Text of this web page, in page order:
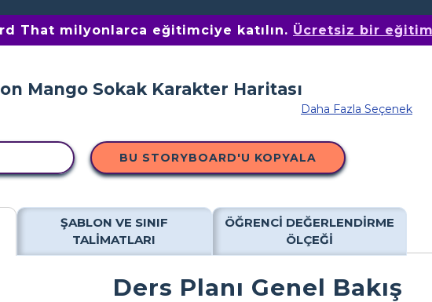
That milyonlarca eğitimciye katılın. Ücretsiz bir
Daha Fazla Seçenek
BU STORYBOARD'U KOPYALA
ŞABLON VE SINIF
TALIMATLARI
ÖĞRENCI DEĞERLENDIRME
ÖLÇEĞI
Ders Planı Genel Bakış